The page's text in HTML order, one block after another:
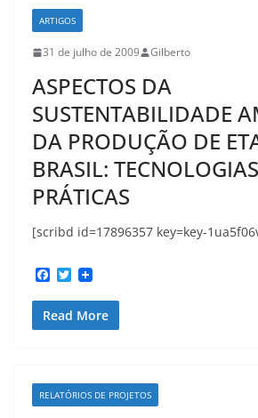
ARTIGOS
31 de julho de 2009 Gilberto
ASPECTOS DA
SUSTENTABILIDADE
DA PRODUÇÃO DE
BRASIL:
PRÁTICAS
[scribd id=17896357 key=key-
c
e
b
T
i
t
t
Read More
RELATÓRIOS DE PROJETOS